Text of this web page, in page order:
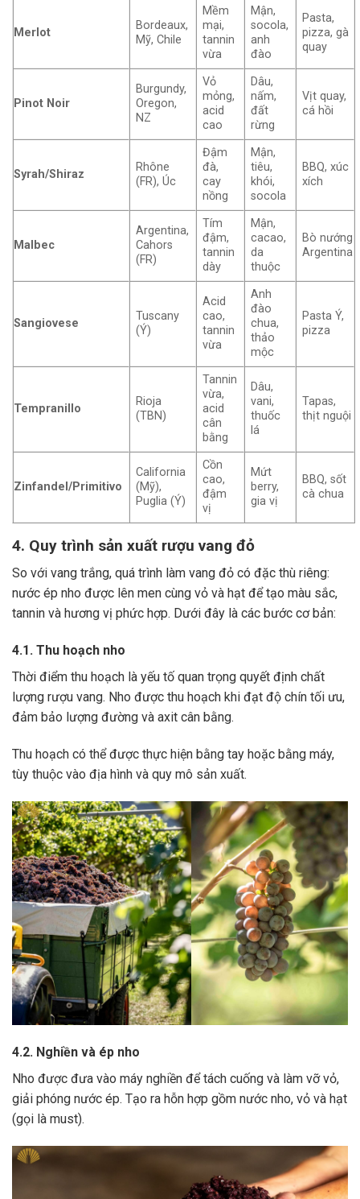
Merlot
Bordeaux,
Mỹ, Chile
Mềm
mại,
tannin
vừa
Mận,
socola,
anh
đào
Pasta,
pizza, gà
quay
Pinot Noir
Burgundy,
Oregon,
NZ
Vỏ
mỏng,
acid
cao
Dâu,
nấm,
đất
rừng
Vịt quay,
cá hồi
Syrah/Shiraz
Rhône
(FR), Úc
Đậm
đà,
cay
nồng
Mận,
tiêu,
khói,
socola
BBQ, xúc
xích
Malbec
Argentina,
Cahors
(FR)
Tím
đậm,
tannin
dày
Mận,
cacao,
da
thuộc
Bò nướng
Argentina
Sangiovese
Tuscany
(Ý)
Acid
cao,
tannin
vừa
Anh
đào
chua,
thảo
mộc
Pasta Ý,
pizza
Tempranillo
Rioja
(TBN)
Tannin
vừa,
acid
cân
bằng
Dâu,
vani,
thuốc
lá
Tapas,
thịt nguội
Zinfandel/Primitivo
California
(Mỹ),
Puglia (Ý)
Cồn
cao,
đậm
vị
Mứt
berry,
gia vị
BBQ, sốt
cà chua
4. Quy trình sản xuất rượu vang đỏ
So với vang trắng, quá trình làm vang đỏ có đặc thù riêng:
nước ép nho được lên men cùng vỏ và hạt để tạo màu sắc,
tannin và hương vị phức hợp. Dưới đây là các bước cơ bản:
4.1. Thu hoạch nho
Thời điểm thu hoạch là yếu tố quan trọng quyết định chất
lượng rượu vang. Nho được thu hoạch khi đạt độ chín tối ưu,
đảm bảo lượng đường và axit cân bằng.
Thu hoạch có thể được thực hiện bằng tay hoặc bằng máy,
tùy thuộc vào địa hình và quy mô sản xuất.
4.2. Nghiền và ép nho
Nho được đưa vào máy nghiền để tách cuống và làm vỡ vỏ,
giải phóng nước ép. Tạo ra hỗn hợp gồm nước nho, vỏ và hạt
(gọi là must).